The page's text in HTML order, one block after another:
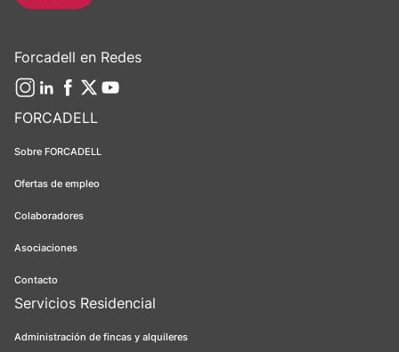
FORCADELL
Sobre FORCADELL
Ofertas de empleo
Colaboradores
Asociaciones
Contacto
Servicios Residencial
Administración de fincas y alquileres
Forcadell en Redes